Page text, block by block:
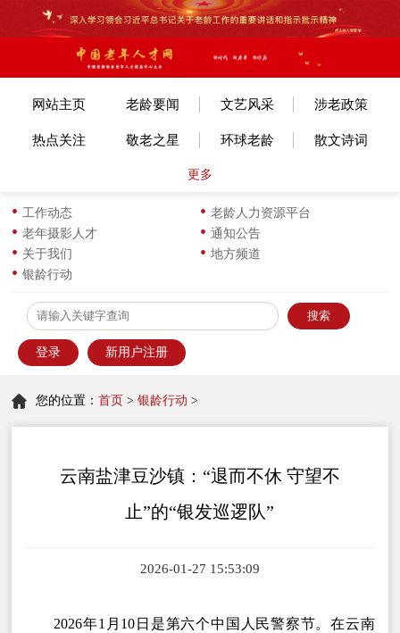
网站主页 老龄要闻 文艺风采 涉老政策
热点关注 敬老之星 环球老龄 散文诗词
各地动态 小说传记
生活新知 服饰服装
为老服务
更多
工作动态
老龄人力资源平台
老年摄影人才
通知公告
关于我们
地方频道
银龄行动
登录 新用户注册
您的位置：首页 >银龄行动 >
云南盐津豆沙镇：“退而不休 守望不
止”的“银发巡逻队”
2026-01-27 15:53:09
2026年1月10日是第六个中国人民警察节。在云南